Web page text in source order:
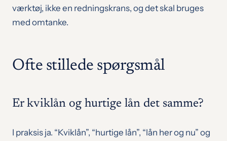
værktøj, ikke en redningskrans, og det skal bruges
med omtanke.
Ofte stillede spørgsmål
Er kviklån og hurtige lån det samme?
I praksis ja. “Kviklån”, “hurtige lån”, “lån her og nu” og